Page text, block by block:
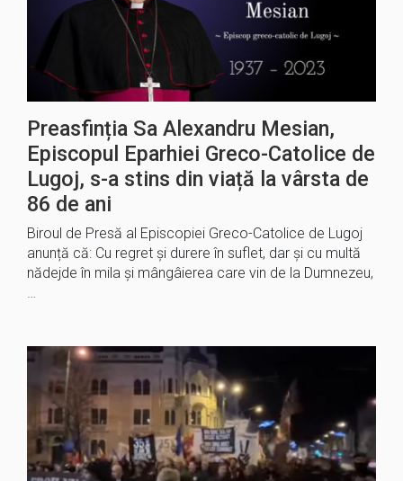
Preasfinția Sa Alexandru Mesian,
Episcopul Eparhiei Greco-Catolice de
Lugoj, s-a stins din viață la vârsta de
86 de ani
Biroul de Presă al Episcopiei Greco-Catolice de Lugoj
anunță că: Cu regret şi durere în suflet, dar şi cu multă
nădejde în mila şi mângâierea care vin de la Dumnezeu,